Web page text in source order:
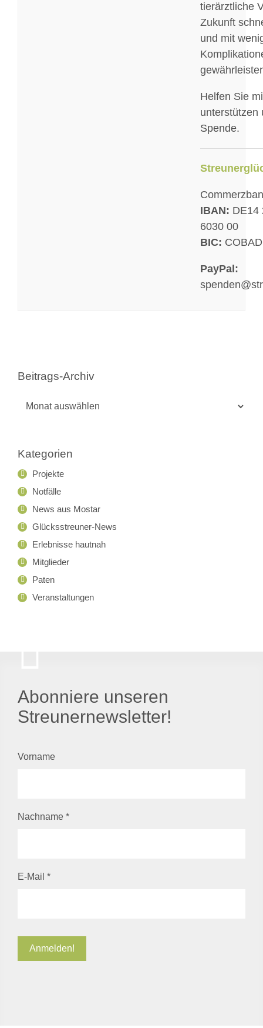
tierärztliche
Zukunft
und mit
Helfen Sie
unterstützen
Spende.
IBAN: DE14
6030 00
BIC:
PayPal:
Beitrags-Archiv
Kategorien
Projekte
Notfälle
News aus Mostar
Glücksstreuner-News
Erlebnisse hautnah
Mitglieder
Paten
Veranstaltungen
Abonniere unseren
Streunernewsletter!
Vorname
Nachname *
E-Mail *